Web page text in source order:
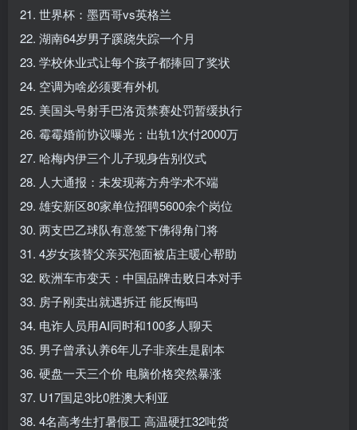
21. 世界杯：墨西哥vs英格兰
22. 湖南64岁男子蹊跷失踪一个月
23. 学校休业式让每个孩子都捧回了奖状
24. 空调为啥必须要有外机
25. 美国头号射手巴洛贡禁赛处罚暂缓执行
26. 霉霉婚前协议曝光：出轨1次付2000万
27. 哈梅内伊三个儿子现身告别仪式
28. 人大通报：未发现蒋方舟学术不端
29. 雄安新区80家单位招聘5600余个岗位
30. 两支巴乙球队有意签下佛得角门将
31. 4岁女孩替父亲买泡面被店主暖心帮助
32. 欧洲车市变天：中国品牌击败日本对手
33. 房子刚卖出就遇拆迁 能反悔吗
34. 电诈人员用AI同时和100多人聊天
35. 男子曾承认养6年儿子非亲生是剧本
36. 硬盘一天三个价 电脑价格突然暴涨
37. U17国足3比0胜澳大利亚
38. 4名高考生打暑假工 高温硬扛32吨货